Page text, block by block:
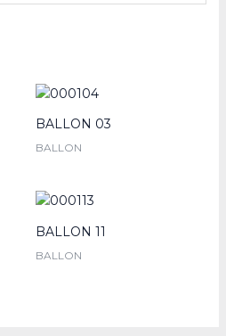
BALLON 03
BALLON
BALLON 11
BALLON